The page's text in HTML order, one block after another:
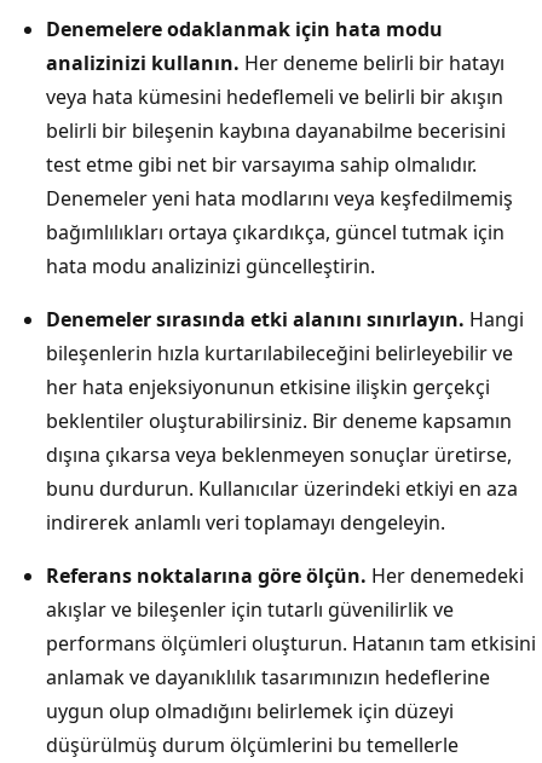
Denemelere odaklanmak için hata modu
analizinizi kullanın. Her deneme belirli bir hatayı
veya hata kümesini hedeflemeli ve belirli bir akışın
belirli bir bileşenin kaybına dayanabilme becerisini
test etme gibi net bir varsayıma sahip olmalıdır.
Denemeler yeni hata modlarını veya keşfedilmemiş
bağımlılıkları ortaya çıkardıkça, güncel tutmak için
hata modu analizinizi güncelleştirin.
Denemeler sırasında etki alanını sınırlayın. Hangi
bileşenlerin hızla kurtarılabileceğini belirleyebilir ve
her hata enjeksiyonunun etkisine ilişkin gerçekçi
beklentiler oluşturabilirsiniz. Bir deneme kapsamın
dışına çıkarsa veya beklenmeyen sonuçlar üretirse,
bunu durdurun. Kullanıcılar üzerindeki etkiyi en aza
indirerek anlamlı veri toplamayı dengeleyin.
Referans noktalarına göre ölçün. Her denemedeki
akışlar ve bileşenler için tutarlı güvenilirlik ve
performans ölçümleri oluşturun. Hatanın tam etkisini
anlamak ve dayanıklılık tasarımınızın hedeflerine
uygun olup olmadığını belirlemek için düzeyi
düşürülmüş durum ölçümlerini bu temellerle